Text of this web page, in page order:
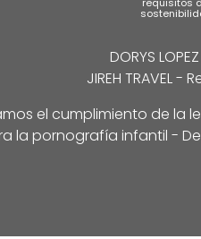
DORYS
JIREH TRAVEL -
el cumplimiento de la
la pornografía infantil -